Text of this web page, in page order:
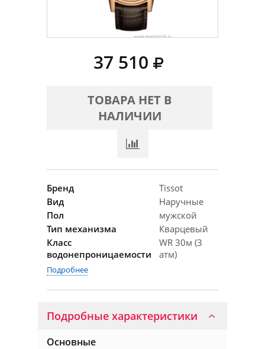
37 510
ТОВАРА НЕТ В
НАЛИЧИИ
Бренд
Tissot
Вид
Наручные
Пол
мужской
Тип механизма
Кварцевый
Класс
водонепроницаемости
WR 30м (3
атм)
Подробнее
Подробные характеристики
Основные